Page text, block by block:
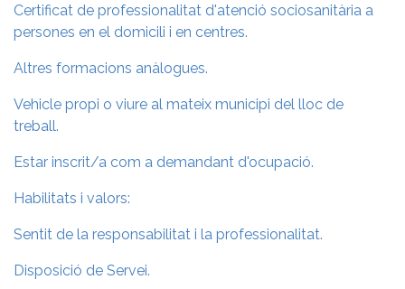
Certificat de professionalitat d'atenció sociosanitària a
persones en el domicili i en centres.
Altres formacions anàlogues.
Vehicle propi o viure al mateix municipi del lloc de
treball.
Estar inscrit/a com a demandant d'ocupació.
Habilitats i valors:
Sentit de la responsabilitat i la professionalitat.
Disposició de Servei.